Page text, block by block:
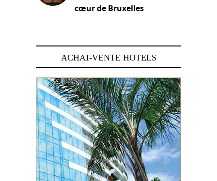
cœur de Bruxelles
ACHAT-VENTE HOTELS